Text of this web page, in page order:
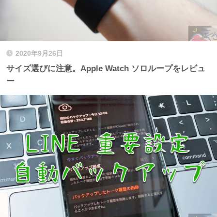
2020年9月26日
サイズ選びに注意。Apple Watch ソロループをレビュ
ー